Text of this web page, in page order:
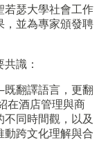
若瑟大學社會工作
，並為專家頒發聘
識：
翻譯語言，更翻
在酒店管理與商
同時間觀，以及
動跨文化理解與合